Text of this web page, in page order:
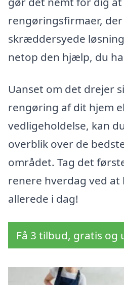
rengøringsfirmaer,
skræddersyede
netop den hjælp, du
Uanset om det drejer
rengøring af dit hjem
vedligeholdelse, kan
overblik over de
området. Tag det
renere hverdag ved at
allerede i dag!
Få 3 tilbud, gratis